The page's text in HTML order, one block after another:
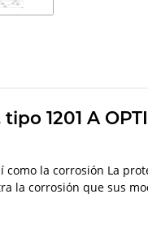
1201 A
como la corrosión La
la corrosión que sus